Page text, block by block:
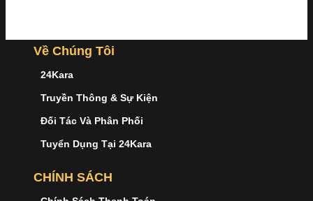
Về Chúng Tôi
24Kara
Truyền Thông & Sự Kiện
Đối Tác Và Phân Phối
Tuyển Dụng Tại 24Kara
CHÍNH SÁCH